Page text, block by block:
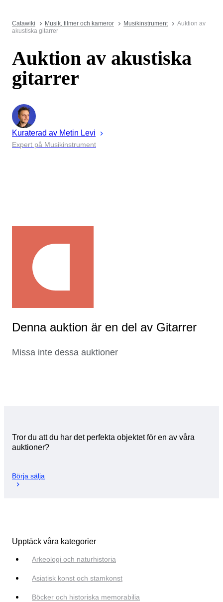
Catawiki Musik, filmer och kameror Musikinstrument
Auktion av
akustiska gitarrer
Auktion av akustiska
gitarrer
Kuraterad av Metin Levi
Expert på Musikinstrument
Denna auktion är en del av Gitarrer
Missa inte dessa auktioner
Tror du att du har det perfekta objektet för en av våra
auktioner?
Börja sälja
Upptäck våra kategorier
Arkeologi och naturhistoria
Asiatisk konst och stamkonst
Böcker och historiska memorabilia